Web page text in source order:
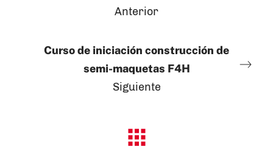
Anterior
Curso de iniciación construcción de
semi-maquetas F4H
Siguiente